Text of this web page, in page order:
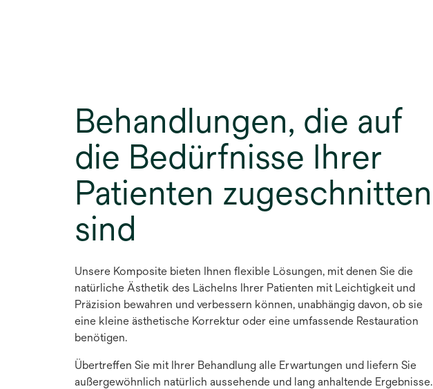
Behandlungen, die auf
die Bedürfnisse Ihrer
Patienten zugeschnitten
sind
Unsere Komposite bieten Ihnen flexible Lösungen, mit denen Sie die
natürliche Ästhetik des Lächelns Ihrer Patienten mit Leichtigkeit und
Präzision bewahren und verbessern können, unabhängig davon, ob sie
eine kleine ästhetische Korrektur oder eine umfassende Restauration
benötigen.
Übertreffen Sie mit Ihrer Behandlung alle Erwartungen und liefern Sie
außergewöhnlich natürlich aussehende und lang anhaltende Ergebnisse.